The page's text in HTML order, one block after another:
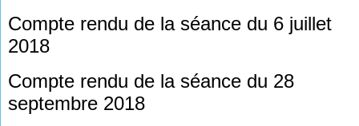
Compte rendu de la séance du 6 juillet
2018
Compte rendu de la séance du 28
septembre 2018